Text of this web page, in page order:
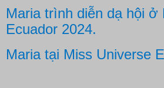
Maria trình diễn dạ hội ở
Ecuador 2024.
Maria tại Miss Universe